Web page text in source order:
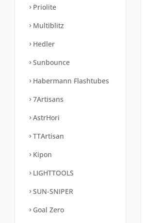
Priolite
Multiblitz
Hedler
Sunbounce
Habermann Flashtubes
7Artisans
AstrHori
TTArtisan
Kipon
LIGHTTOOLS
SUN-SNIPER
Goal Zero